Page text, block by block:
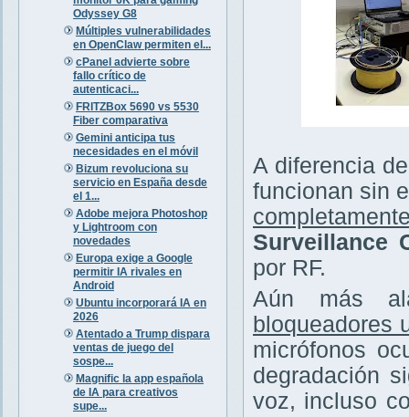
Odyssey G8
Múltiples vulnerabilidades
en OpenClaw permiten el...
cPanel advierte sobre
fallo crítico de
autenticaci...
FRITZBox 5690 vs 5530
Fiber comparativa
Gemini anticipa tus
necesidades en el móvil
Bizum revoluciona su
servicio en España desde
el 1...
Adobe mejora Photoshop
y Lightroom con
novedades
Europa exige a Google
permitir IA rivales en
Android
Ubuntu incorporará IA en
2026
Atentado a Trump dispara
ventas de juego del
sospe...
Magnific la app española
de IA para creativos
supe...
A diferencia
funcionan sin
Surveillance
por RF.
Aún más
bloqueadores
micrófonos
degradación
voz, incluso